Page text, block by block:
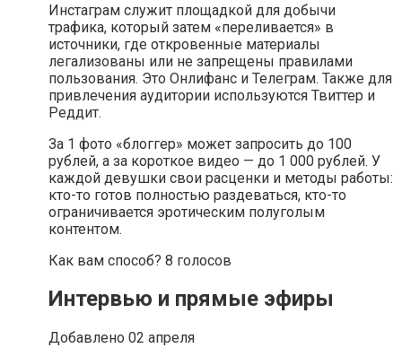
Инстаграм служит площадкой для добычи
трафика, который затем «‎‎переливается»‎ в
источники, где откровенные материалы
легализованы или не запрещены правилами
пользования. Это Онлифанс и Телеграм. Также для
привлечения аудитории используются Твиттер и
Реддит.
За 1 фото «‎‎блоггер‎»‎ может запросить до 100
рублей, а за короткое видео — до 1 000 рублей. У
каждой девушки свои расценки и методы работы:
кто-то готов полностью раздеваться, кто-то
ограничивается эротическим полуголым
контентом.
Как вам способ? 8 голосов
Интервью и прямые эфиры
Добавлено 02 апреля